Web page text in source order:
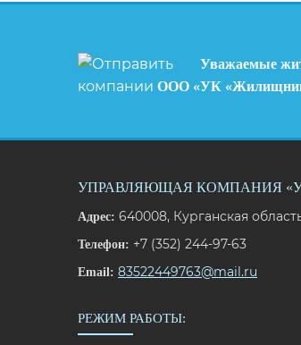
Уважаемые
компании ООО «УК
УПРАВЛЯЮЩАЯ КОМПАНИЯ
Адрес: 640008, Курганская
Телефон: +7 (352) 244-97-63
Email: 83522449763@mail.ru
РЕЖИМ РАБОТЫ: